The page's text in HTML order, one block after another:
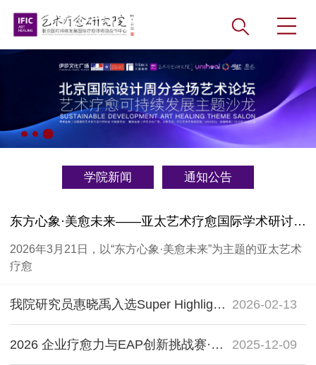
学院新闻 通知公告
东方心象·美愈未来——亚太艺术疗愈国际学术研讨会暨情绪作品展在青岛隆重举行
2026年3月21日，以“东方心象·美愈未来”为主题的亚太艺术
疗愈
我院研究员惠晓禹入选Super Highlights全球艺术家超级聚焦项目 2026-02-13
2026 企业疗愈力与EAP创新挑战赛·预告版 2025-12-09